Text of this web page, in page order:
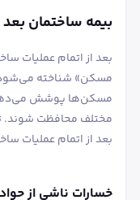
بیمه ساختمان
بعد از اتمام عملیات
مسکن» شناخته می‌شود.
مسکن‌ها پوشش می‌دهد
مختلف محافظت شوند.
بعد از اتمام عملیات
خسارات ناشی از